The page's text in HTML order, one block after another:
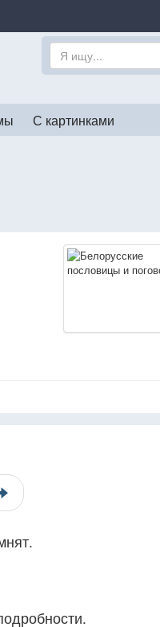
С картинками